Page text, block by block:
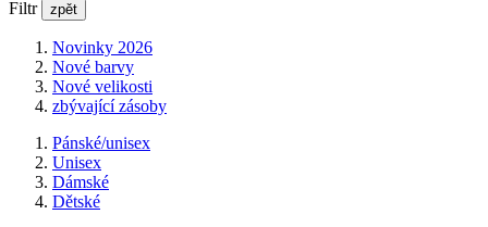
Filtr zpět
Novinky 2026
Nové barvy
Nové velikosti
zbývající zásoby
Pánské/unisex
Unisex
Dámské
Dětské